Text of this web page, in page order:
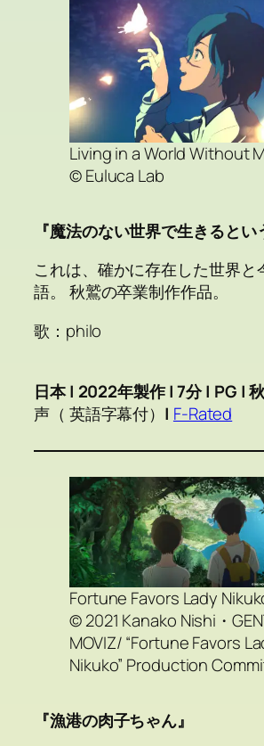
Living in a World Without
© Euluca Lab
『魔法のない世界で生きるとい
これは、確かに存在した世界と
語。 秋鷲の卒業制作作品。
歌：philo
日本 | 2022年製作 | 7分 | PG |
声（ 英語字幕付） | F-Rated
Fortune Favors Lady
© 2021 Kanako Nishi・
MOVIZ/ “Fortune Favors
Nikuko” Production
『漁港の肉子ちゃん』